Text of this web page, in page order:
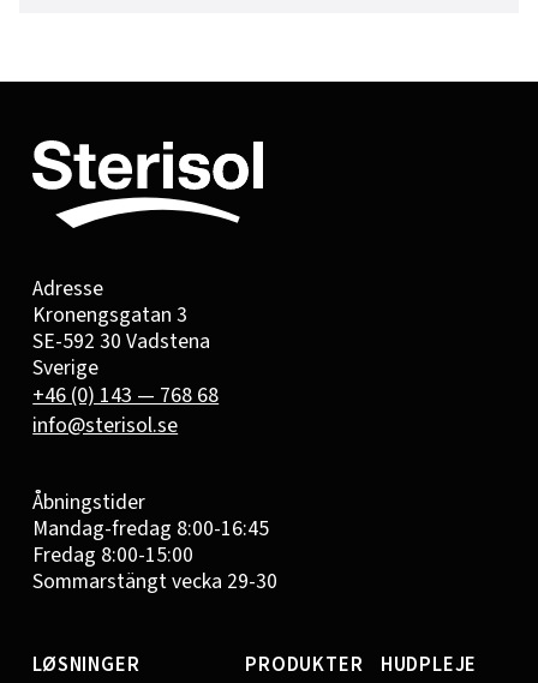
Adresse
Kronengsgatan 3
SE-592 30 Vadstena
Sverige
+46 (0) 143 — 768 68
info@sterisol.se
Åbningstider
Mandag-fredag 8:00-16:45
Fredag 8:00-15:00
Sommarstängt vecka 29-30
LØSNINGER PRODUKTER HUDPLEJE